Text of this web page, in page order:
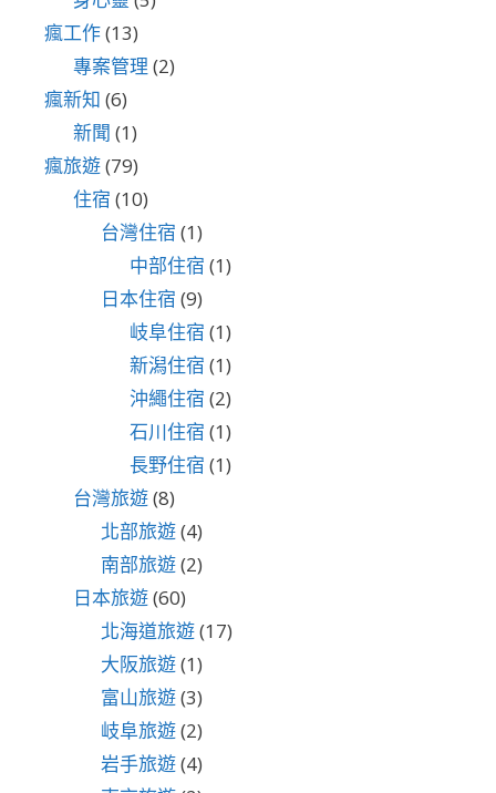
瘋工作(13)
專案管理 (2)
瘋新知 (6)
新聞 (1)
瘋旅遊(79)
住宿 (10)
台灣住宿 (1)
中部住宿 (1)
日本住宿 (9)
岐阜住宿 (1)
新潟住宿 (1)
沖繩住宿 (2)
石川住宿 (1)
長野住宿 (1)
台灣旅遊(8)
北部旅遊(4)
南部旅遊(2)
日本旅遊(60)
北海道旅遊(17)
大阪旅遊(1)
富山旅遊(3)
岐阜旅遊(2)
岩手旅遊(4)